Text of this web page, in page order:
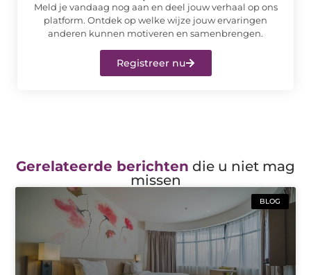
Meld je vandaag nog aan en deel jouw verhaal op ons
platform. Ontdek op welke wijze jouw ervaringen
anderen kunnen motiveren en samenbrengen.
Registreer nu
Gerelateerde berichten die u niet mag
missen
BLOG